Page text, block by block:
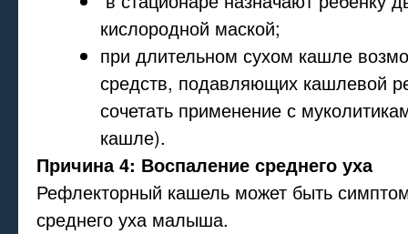
кислородной маской;
при длительном сухом кашле
средств, подавляющих кашлевой
сочетать применение с
кашле).
Причина 4: Воспаление среднего уха
Рефлекторный кашель может быть
среднего уха малыша.